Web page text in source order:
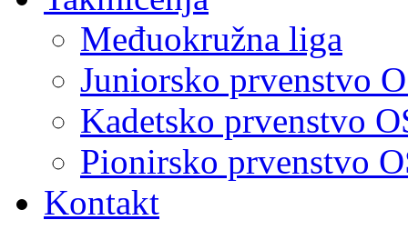
Međuokružna liga
Juniorsko prvenstvo
Kadetsko prvenstvo
Pionirsko prvenstvo
Kontakt